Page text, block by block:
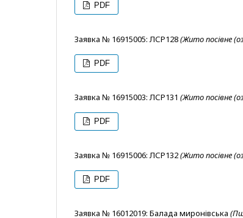
PDF
Заявка № 16915005: ЛСР128(Жито посівне
PDF
Заявка № 16915003: ЛСР131 (Жито посівне
PDF
Заявка № 16915006: ЛСР132(Жито посівне
PDF
Заявка № 16012019: Балада миронівська